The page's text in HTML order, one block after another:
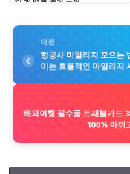
이전
항공사 마일리지 모으는
이는 효율적인 마일리지
해외여행 필수품 트래블카드
100% 아끼